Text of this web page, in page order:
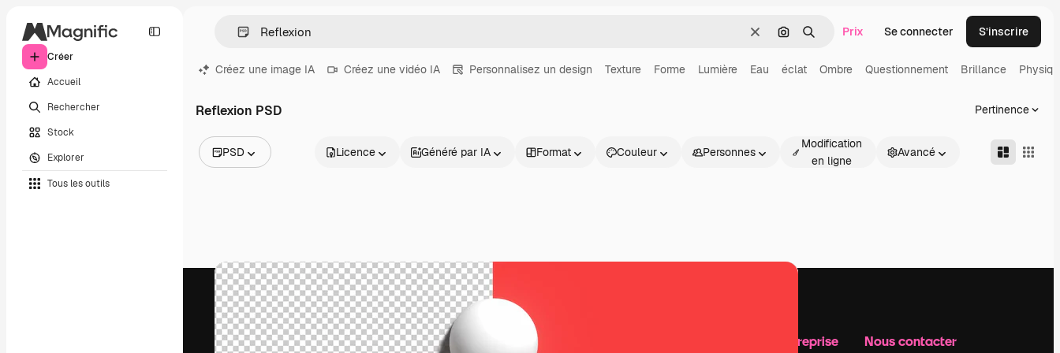
Créer
Accueil
Rechercher
Stock
Explorer
Tous les outils
EffacerRechercher par image
Rechercher
Prix Se connecter S’inscrire
Créez une image IA Créez une vidéo IA Personnalisez un design Texture Forme Lumière Eau éclat Ombre Questionnement Brillance
Reflexion PSD Pertinence
PSD
Vidéos
Clips de vidéo
Graphiques animés
Templates vidéos
Icônes
Modèles 3D
Polices
Licence Généré par IA Format Couleur Personnes
Modification
en ligne
Avancé
Produits Notre entreprise Nous contacter